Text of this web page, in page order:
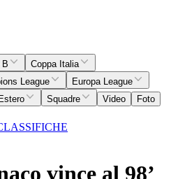
B
Coppa Italia
League
Europa League
Squadre Video
Foto
vince al 98’